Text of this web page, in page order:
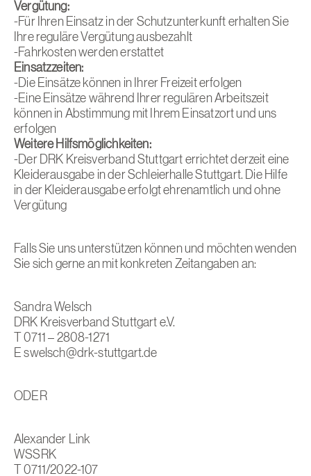
Vergütung:
-Für Ihren Einsatz in der Schutzunterkunft erhalten Sie
Ihre reguläre Vergütung ausbezahlt
-Fahrkosten werden erstattet
Einsatzzeiten:
-Die Einsätze können in Ihrer Freizeit erfolgen
-Eine Einsätze während Ihrer regulären Arbeitszeit
können in Abstimmung mit Ihrem Einsatzort und uns
erfolgen
Weitere Hilfsmöglichkeiten:
-Der DRK Kreisverband Stuttgart errichtet derzeit eine
Kleiderausgabe in der Schleierhalle Stuttgart. Die Hilfe
in der Kleiderausgabe erfolgt ehrenamtlich und ohne
Vergütung
Falls Sie uns unterstützen können und möchten wenden
Sie sich gerne an mit konkreten Zeitangaben an:
Sandra Welsch
DRK Kreisverband Stuttgart e.V.
T 0711 – 2808-1271
Eswelsch@drk-stuttgart.de
ODER
Alexander Link
WSSRK
T 0711/2022-107